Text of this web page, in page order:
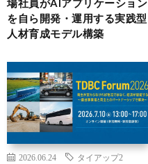
場社員がAIアプリケーション
を自ら開発・運用する実践型
人材育成モデル構築
2026.06.24 タイアップ2